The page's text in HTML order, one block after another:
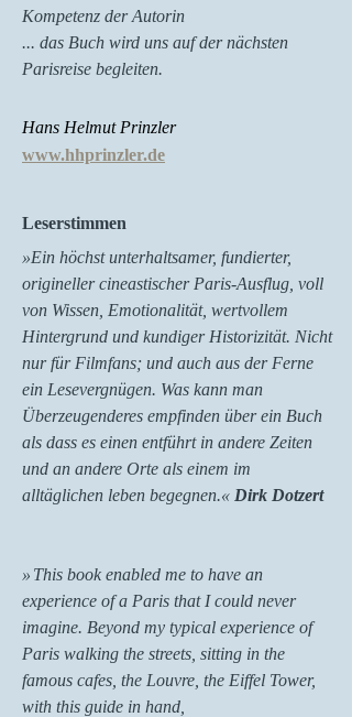
Kompetenz der Autorin
... das Buch wird uns auf der nächsten
Parisreise begleiten.
Hans Helmut Prinzler
www.hhprinzler.de
Leserstimmen
»Ein höchst unterhaltsamer, fundierter,
origineller cineastischer Paris-Ausflug, voll
von Wissen, Emotionalität, wertvollem
Hintergrund und kundiger Historizität. Nicht
nur für Filmfans; und auch aus der Ferne
ein Lesevergnügen. Was kann man
Überzeugenderes empfinden über ein Buch
als dass es einen entführt in andere Zeiten
und an andere Orte als einem im
alltäglichen leben begegnen.« Dirk Dotzert
» This book enabled me to have an
experience of a Paris that I could never
imagine. Beyond my typical experience of
Paris walking the streets, sitting in the
famous cafes, the Louvre, the Eiffel Tower,
with this guide in hand,